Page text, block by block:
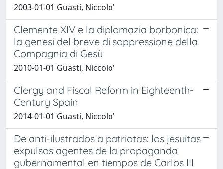
2003-01-01 Guasti, Niccolo'
Clemente XIV e la diplomazia borbonica:
la genesi del breve di soppressione della
Compagnia di Gesù
2010-01-01 Guasti, Niccolo'
Clergy and Fiscal Reform in Eighteenth-
Century Spain
2014-01-01 Guasti, Niccolo'
De anti-ilustrados a patriotas: los jesuitas
expulsos agentes de la propaganda
gubernamental en tiempos de Carlos III